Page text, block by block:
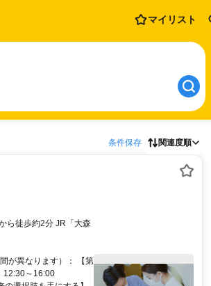
マイリスト
条件保存 関連度順
が異なります）： 【第
12:30～16:00